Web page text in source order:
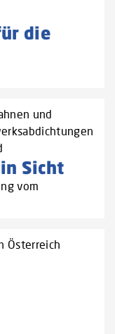
die
und
Sicht
vom
Österreich